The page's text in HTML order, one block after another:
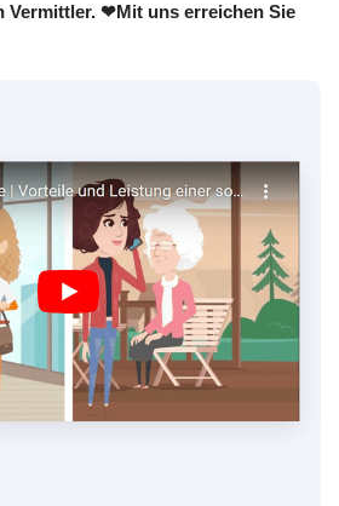
Vermittler. ❤Mit uns erreichen Sie